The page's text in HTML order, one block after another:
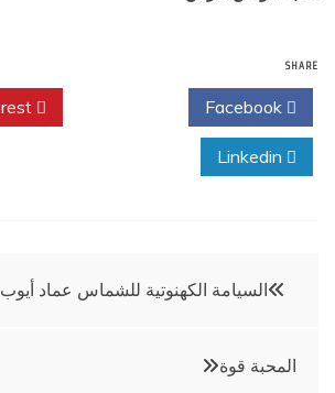
SHARE
تصفّح
السيامة الكهنوتية للشماس عماد أيوب
المحبة قوة